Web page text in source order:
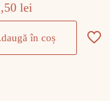
lei
în coș